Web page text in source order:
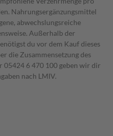
Nahrungsergänzungsmittel
abwechslungsreiche
Außerhalb der
du vor dem Kauf dieses
die Zusammensetzung des
05424 6 470 100 geben wir dir
nach LMIV.